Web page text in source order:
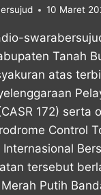
10 Maret
Tanah
atas
172) serta
Control
tersebut
Putih